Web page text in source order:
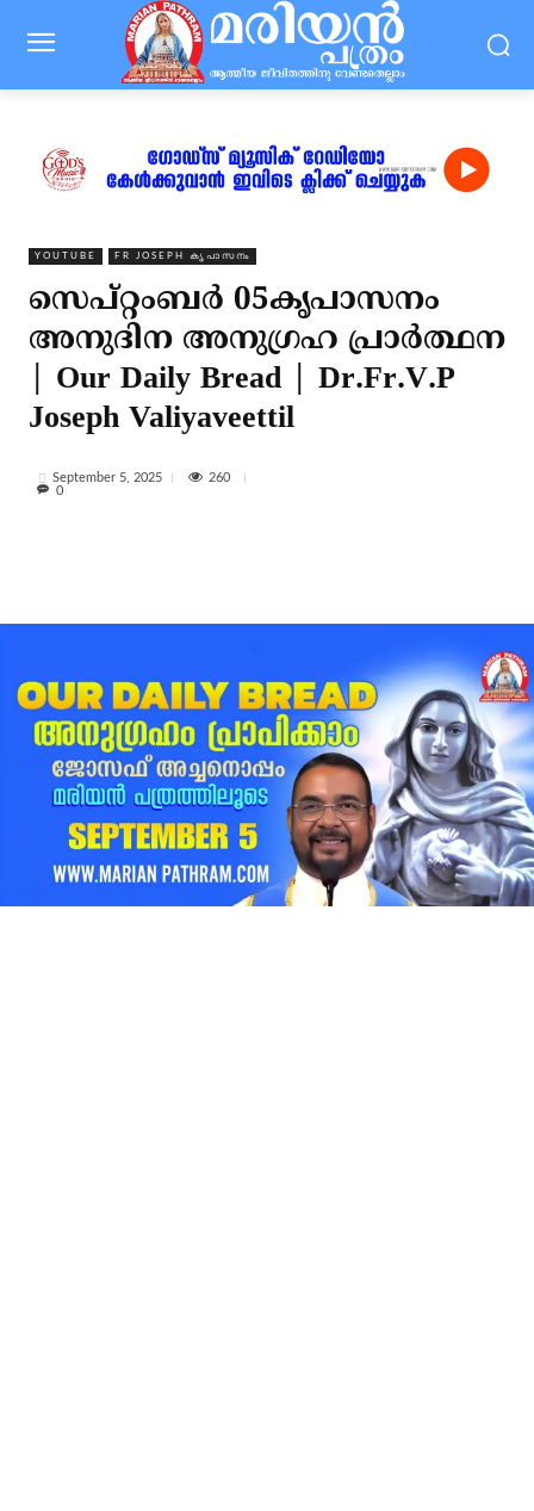
YOUTUBE FR JOSEPH കൃപാസനം
സെപ്‌റ്റംബർ 05കൃപാസനം
അനുദിന അനുഗ്രഹ പ്രാർത്ഥന
| Our Daily Bread | Dr.Fr.V.P
Joseph Valiyaveettil
September 5, 2025
260
0